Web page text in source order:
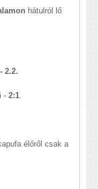
hátulról lő
- 2.2.
- 2:1
élőről csak a